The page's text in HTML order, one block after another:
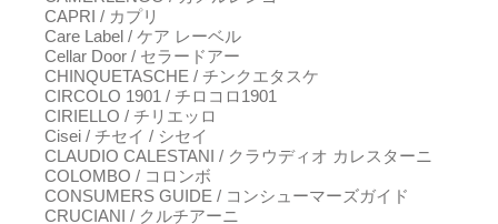
CAPRI / カプリ
Care Label / ケア レーベル
Cellar Door / セラードアー
CHINQUETASCHE / チンクエタスケ
CIRCOLO 1901 / チロコロ1901
CIRIELLO / チリエッロ
Cisei / チセイ / シセイ
CLAUDIO CALESTANI / クラウディオ カレスターニ
COLOMBO / コロンボ
CONSUMERS GUIDE / コンシューマーズガイド
CRUCIANI / クルチアーニ